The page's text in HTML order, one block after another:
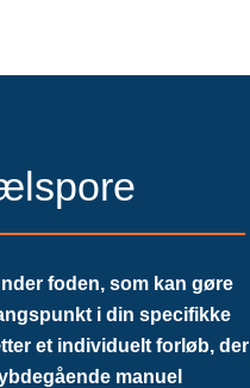
foden, som kan gøre
i din specifikke
et individuelt forløb, der
manuel